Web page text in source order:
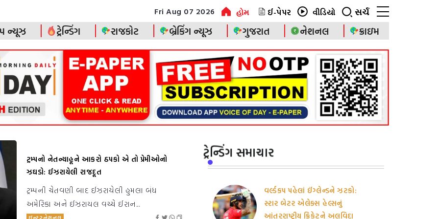
Fri Aug 07 2026 હોમ ઈ-પેપર વીડિયો સર્ચ
ન્યૂઝ ટ્રેન્ડિંગ રાજકોટ બ્રેકિંગ ન્યૂઝ ગુજરાત નેશનલ ક્રાઇમ
ટ્રમ્પનો નેતન્યાહૂને આકરો ઠપકો એ તો પ્રેમીઓનો
ઝઘડો: ઈઝરાયેલી રાજદૂત
ટ્રમ્પની ચેતવણી બાદ ઈઝરાયેલી હુમલા બંધ
અમેરિકા અને ઈઝરાયલ વચ્ચે ઈરાન...
ટ્રેન્ડિંગ સમાચાર
વર્લ્ડકપ પહેલાં ઈંગ્લેન્ડને ઝટકો:
સ્ટાર બેટર એલેક્સ હેલ્સનું
આંતરરાષ્ટ્રીય ક્રિકેટને અલવિદા